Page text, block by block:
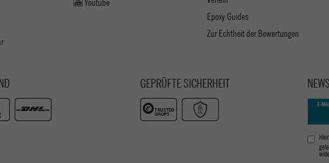
Epoxy Guides
Zur Echtheit der Bewertungen
GEPRÜFTE SICHERHEIT
E-